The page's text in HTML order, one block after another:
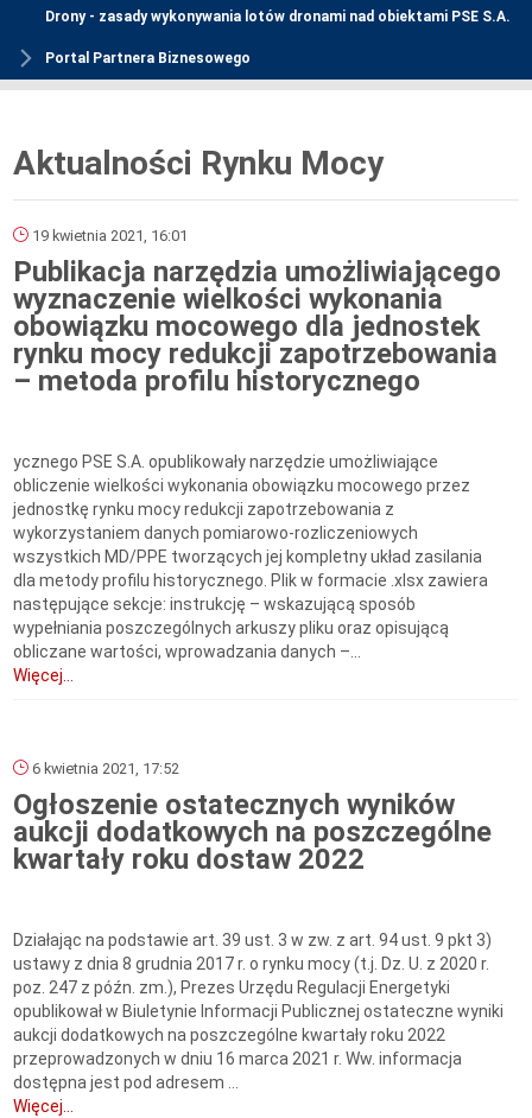
Drony - zasady wykonywania lotów dronami nad obiektami PSE S.A.
Portal Partnera Biznesowego
Aktualności Rynku Mocy
19 kwietnia 2021, 16:01
Publikacja narzędzia umożliwiającego
wyznaczenie wielkości wykonania
obowiązku mocowego dla jednostek
rynku mocy redukcji zapotrzebowania
– metoda profilu historycznego
ycznego PSE S.A. opublikowały narzędzie umożliwiające
obliczenie wielkości wykonania obowiązku mocowego przez
jednostkę rynku mocy redukcji zapotrzebowania z
wykorzystaniem danych pomiarowo-rozliczeniowych
wszystkich MD/PPE tworzących jej kompletny układ zasilania
dla metody profilu historycznego. Plik w formacie .xlsx zawiera
następujące sekcje: instrukcję – wskazującą sposób
wypełniania poszczególnych arkuszy pliku oraz opisującą
obliczane wartości, wprowadzania danych –...
Więcej...
6 kwietnia 2021, 17:52
Ogłoszenie ostatecznych wyników
aukcji dodatkowych na poszczególne
kwartały roku dostaw 2022
Działając na podstawie art. 39 ust. 3 w zw. z art. 94 ust. 9 pkt 3)
ustawy z dnia 8 grudnia 2017 r. o rynku mocy (t.j. Dz. U. z 2020 r.
poz. 247 z późn. zm.), Prezes Urzędu Regulacji Energetyki
opublikował w Biuletynie Informacji Publicznej ostateczne wyniki
aukcji dodatkowych na poszczególne kwartały roku 2022
przeprowadzonych w dniu 16 marca 2021 r. Ww. informacja
dostępna jest pod adresem ...
Więcej...